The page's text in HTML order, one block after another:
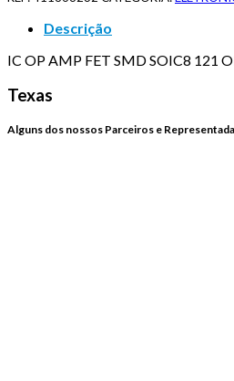
Descrição
IC OP AMP FET SMD SOIC8 121
Texas
Alguns dos nossos Parceiros e